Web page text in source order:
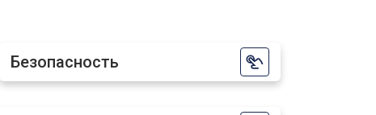
от 850 ₽ Заказать
Безопасность